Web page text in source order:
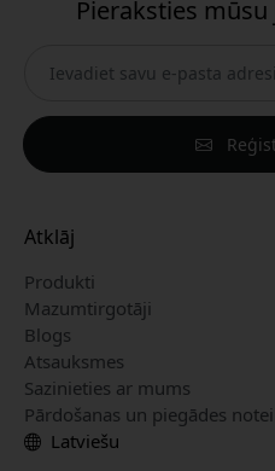
Pieraksties
Atklāj
Produkti
Mazumtirgotāji
Blogs
Atsauksmes
Sazinieties ar mums
Pārdošanas un piegādes
Latviešu